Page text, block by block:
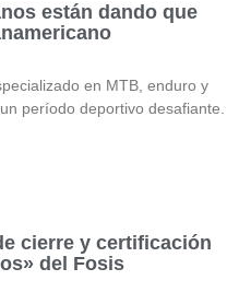
están dando que
en MTB, enduro y
período deportivo desafiante.
cierre y certificación
del Fosis